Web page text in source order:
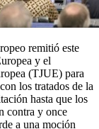
remitió este
y el
(TJUE) para
los tratados de la
hasta que los
contra y once
a una moción